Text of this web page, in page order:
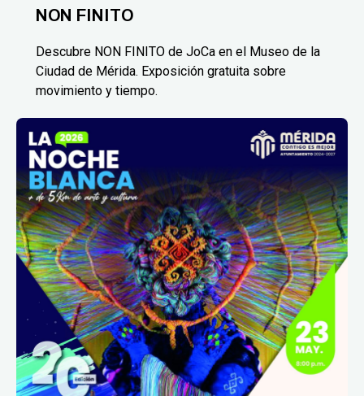
NON FINITO
Descubre NON FINITO de JoCa en el Museo de la
Ciudad de Mérida. Exposición gratuita sobre
movimiento y tiempo.